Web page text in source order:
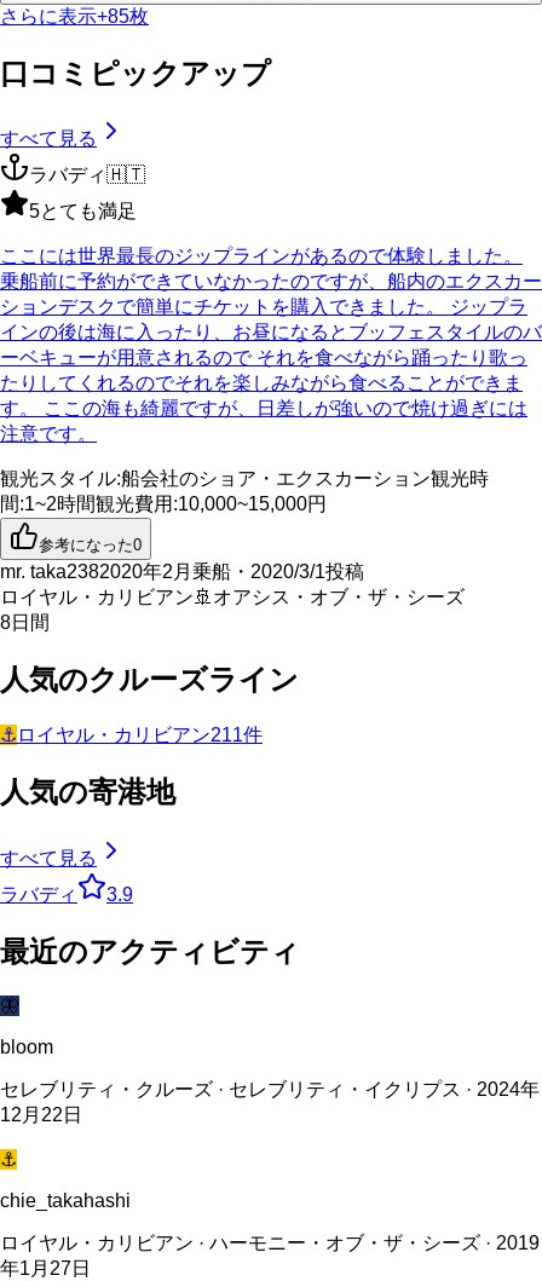
さらに表示+85枚
口コミピックアップ
すべて見る
ラバディ🇭🇹
5とても満足
ここには世界最長のジップラインがあるので体験しました。
乗船前に予約ができていなかったのですが、船内のエクスカー
ションデスクで簡単にチケットを購入できました。 ジップラ
インの後は海に入ったり、お昼になるとブッフェスタイルのバ
ーベキューが用意されるので それを食べながら踊ったり歌っ
たりしてくれるのでそれを楽しみながら食べることができま
す。 ここの海も綺麗ですが、日差しが強いので焼け過ぎには
注意です。
観光スタイル:船会社のショア・エクスカーション観光時
間:1~2時間観光費用 :10,000~15,000円
参考になった0
mr. taka2382020年2月乗船・2020/3/1投稿
ロイヤル・カリビアン🚢オアシス・オブ・ザ・シーズ
8日間
人気のクルーズライン
⚓ ロイヤル・カリビアン211件
人気の寄港地
すべて見る
ラバディ
3.9
最近のアクティビティ
🦋
bloom
セレブリティ・クルーズ · セレブリティ・イクリプス · 2024年
12月22日
⚓
chie_takahashi
ロイヤル・カリビアン · ハーモニー・オブ・ザ・シーズ · 2019
年1月27日